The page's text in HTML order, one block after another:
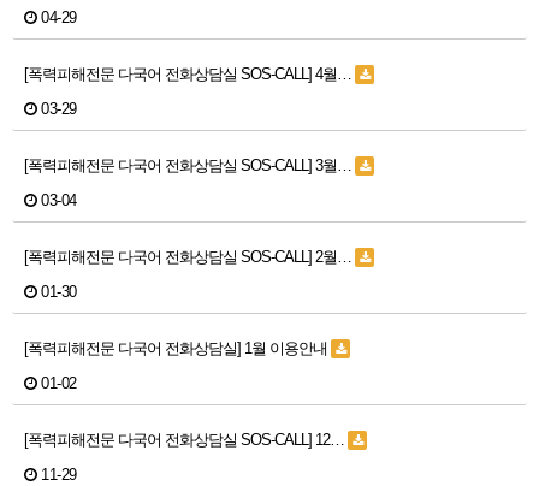
04-29
[폭력피해전문 다국어 전화상담실 SOS-CALL] 4월…
03-29
[폭력피해전문 다국어 전화상담실 SOS-CALL] 3월…
03-04
[폭력피해전문 다국어 전화상담실 SOS-CALL] 2월…
01-30
[폭력피해전문 다국어 전화상담실] 1월 이용안내
01-02
[폭력피해전문 다국어 전화상담실 SOS-CALL] 12…
11-29